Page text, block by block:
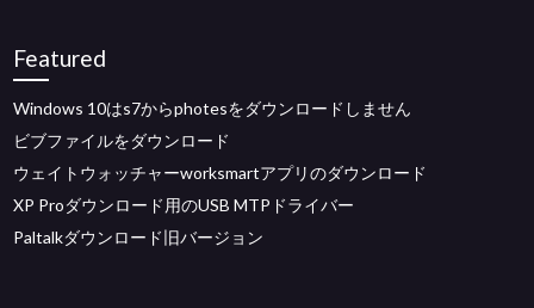
Featured
Windows 10はs7からphotesをダウンロードしません
ビブファイルをダウンロード
ウェイトウォッチャーworksmartアプリのダウンロード
XP Proダウンロード用のUSB MTPドライバー
Paltalkダウンロード旧バージョン